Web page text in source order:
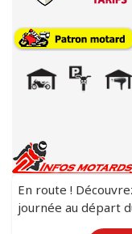
En route !
journée au départ